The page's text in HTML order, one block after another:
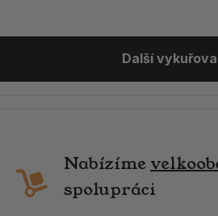
Další
Nabízíme
spolupráci